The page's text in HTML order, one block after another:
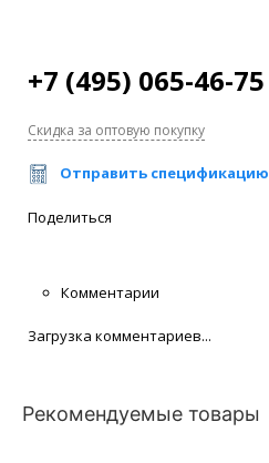
+7 (495) 065-46-75
Скидка за оптовую покупку
Отправить спецификацию
Поделиться
Комментарии
Загрузка комментариев...
Рекомендуемые товары